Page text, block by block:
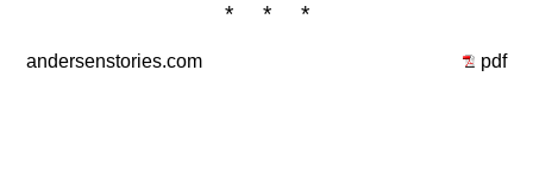
* * *
andersenstories.com pdf